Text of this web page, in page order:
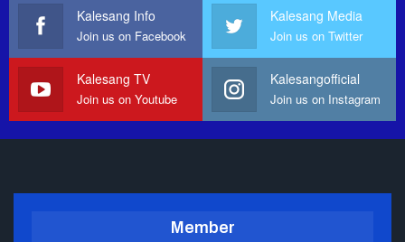
Kalesang Info
Join us on Facebook
Kalesang Media
Join us on Twitter
Kalesang TV
Join us on Youtube
Kalesangofficial
Join us on Instagram
Member